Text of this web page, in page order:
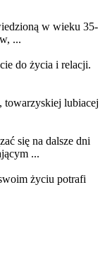
w wieku 35-
...
do życia i relacji.
towarzyskiej lubiacej
się na dalsze dni
...
życiu potrafi